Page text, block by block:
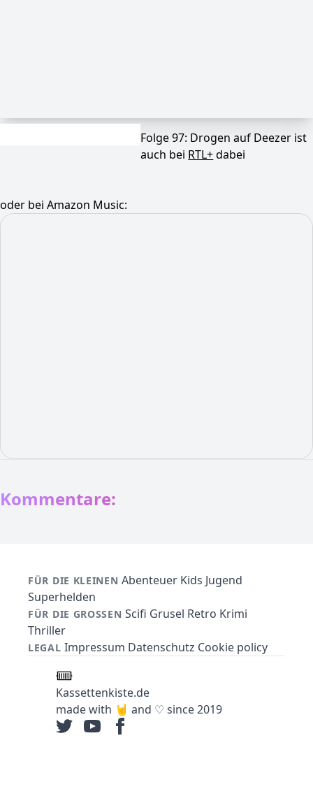
Folge 97: Drogen auf Deezer ist
auch bei RTL+dabei
oder bei Amazon Music:
Kommentare:
FÜR DIE KLEINEN Abenteuer Kids Jugend
Superhelden
FÜR DIE GROSSEN Scifi Grusel Retro Krimi
Thriller
LEGAL Impressum Datenschutz Cookie policy
Kassettenkiste.de
made with 🤘 and ♡ since 2019